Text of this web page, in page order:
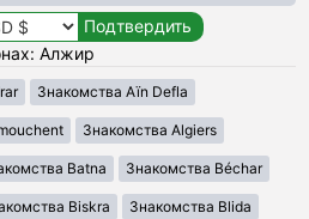
Алжир
Знакомства Aïn Defla
Знакомства Algiers
Batna Знакомства Béchar
Biskra Знакомства Blida